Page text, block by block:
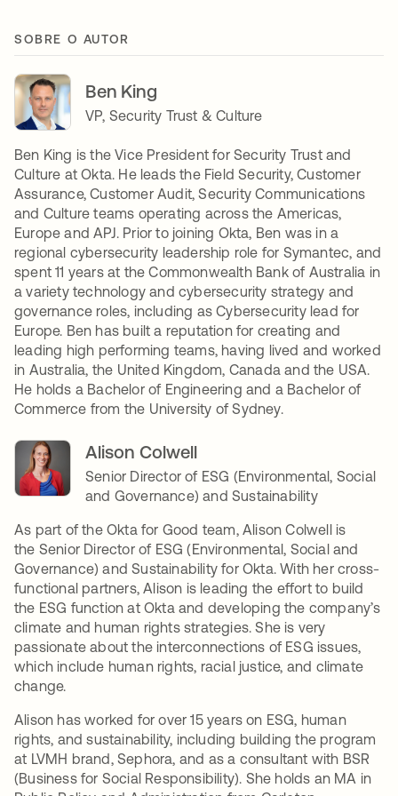
SOBRE O AUTOR
Ben King
VP, Security Trust & Culture
Ben King is the Vice President for Security Trust and
Culture at Okta. He leads the Field Security, Customer
Assurance, Customer Audit, Security Communications
and Culture teams operating across the Americas,
Europe and APJ. Prior to joining Okta, Ben was in a
regional cybersecurity leadership role for Symantec, and
spent 11 years at the Commonwealth Bank of Australia in
a variety technology and cybersecurity strategy and
governance roles, including as Cybersecurity lead for
Europe. Ben has built a reputation for creating and
leading high performing teams, having lived and worked
in Australia, the United Kingdom, Canada and the USA.
He holds a Bachelor of Engineering and a Bachelor of
Commerce from the University of Sydney.
Alison Colwell
Senior Director of ESG (Environmental, Social
and Governance) and Sustainability
As part of the Okta for Good team, Alison Colwell is
the Senior Director of ESG (Environmental, Social and
Governance) and Sustainability for Okta. With her cross-
functional partners, Alison is leading the effort to build
the ESG function at Okta and developing the company’s
climate and human rights strategies. She is very
passionate about the interconnections of ESG issues,
which include human rights, racial justice, and climate
change.
Alison has worked for over 15 years on ESG, human
rights, and sustainability, including building the program
at LVMH brand, Sephora, and as a consultant with BSR
(Business for Social Responsibility). She holds an MA in